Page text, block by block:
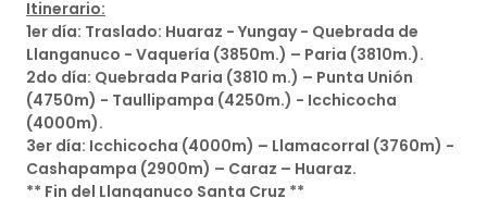
Itinerario:
1er día: Traslado: Huaraz - Yungay - Quebrada de
Llanganuco - Vaquería (3850m.) – Paria (3810m.).
2do día: Quebrada Paria (3810 m.) – Punta Unión
(4750m) - Taullipampa (4250m.) - Icchicocha
(4000m).
3er día: Icchicocha (4000m) – Llamacorral (3760m) -
Cashapampa (2900m) – Caraz – Huaraz.
** Fin del Llanganuco Santa Cruz **